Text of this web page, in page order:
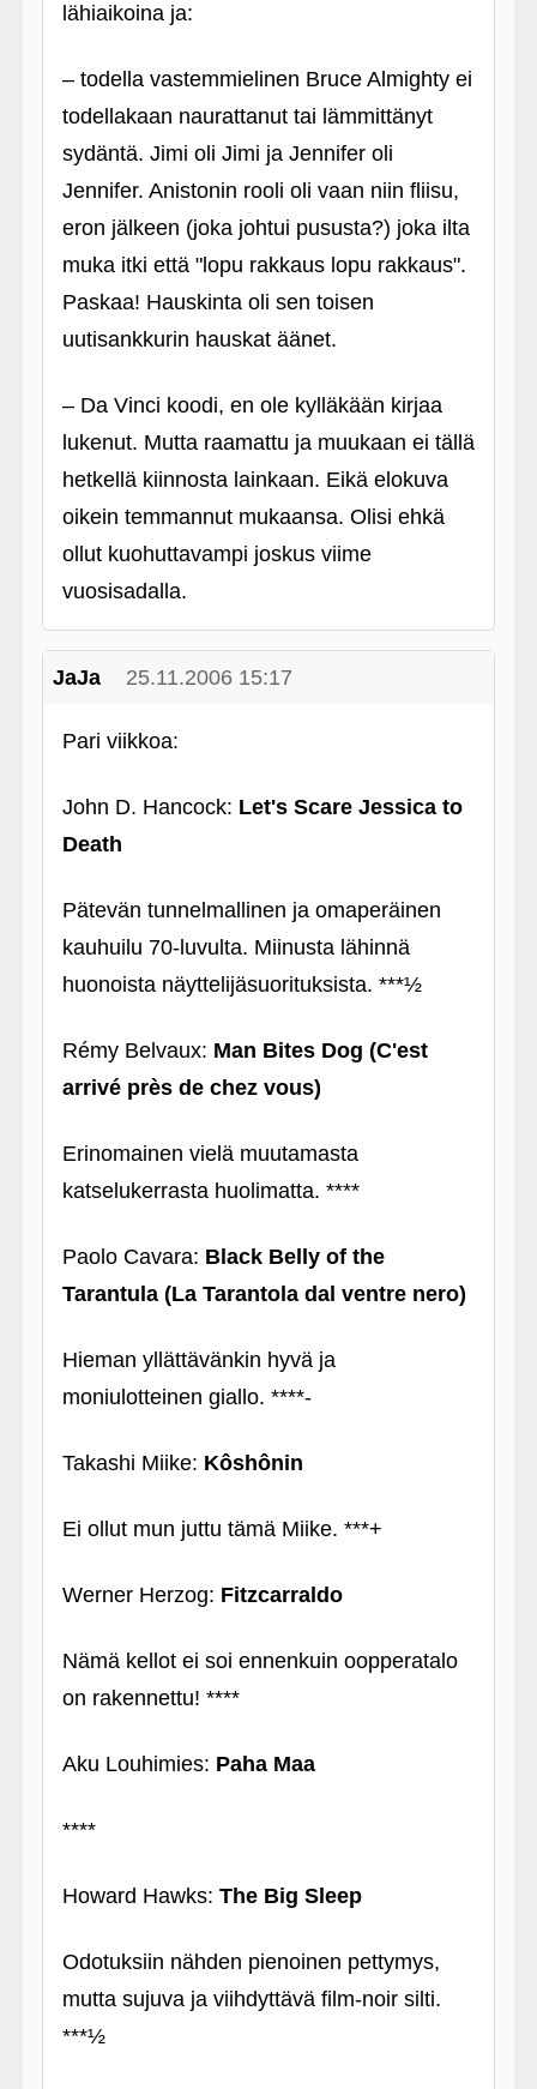
lähiaikoina ja:
– todella vastemmielinen Bruce Almighty ei
todellakaan naurattanut tai lämmittänyt
sydäntä. Jimi oli Jimi ja Jennifer oli
Jennifer. Anistonin rooli oli vaan niin fliisu,
eron jälkeen (joka johtui pususta?) joka ilta
muka itki että "lopu rakkaus lopu rakkaus".
Paskaa! Hauskinta oli sen toisen
uutisankkurin hauskat äänet.
– Da Vinci koodi, en ole kylläkään kirjaa
lukenut. Mutta raamattu ja muukaan ei tällä
hetkellä kiinnosta lainkaan. Eikä elokuva
oikein temmannut mukaansa. Olisi ehkä
ollut kuohuttavampi joskus viime
vuosisadalla.
JaJa 25.11.2006 15:17
Pari viikkoa:
John D. Hancock: Let's Scare Jessica to
Death
Pätevän tunnelmallinen ja omaperäinen
kauhuilu 70-luvulta. Miinusta lähinnä
huonoista näyttelijäsuorituksista. ***½
Rémy Belvaux: Man Bites Dog (C'est
arrivé près de chez vous)
Erinomainen vielä muutamasta
katselukerrasta huolimatta. ****
Paolo Cavara: Black Belly of the
Tarantula (La Tarantola dal ventre nero)
Hieman yllättävänkin hyvä ja
moniulotteinen giallo. ****-
Takashi Miike: Kôshônin
Ei ollut mun juttu tämä Miike. ***+
Werner Herzog: Fitzcarraldo
Nämä kellot ei soi ennenkuin oopperatalo
on rakennettu! ****
Aku Louhimies: Paha Maa
****
Howard Hawks: The Big Sleep
Odotuksiin nähden pienoinen pettymys,
mutta sujuva ja viihdyttävä film-noir silti.
***½